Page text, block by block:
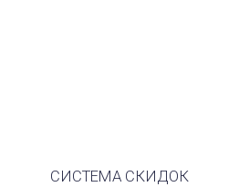
СИСТЕМА СКИДОК